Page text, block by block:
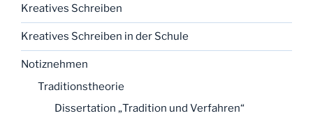
Kreatives Schreiben
Kreatives Schreiben in der Schule
Notiznehmen
Traditionstheorie
Dissertation „Tradition und Verfahren“